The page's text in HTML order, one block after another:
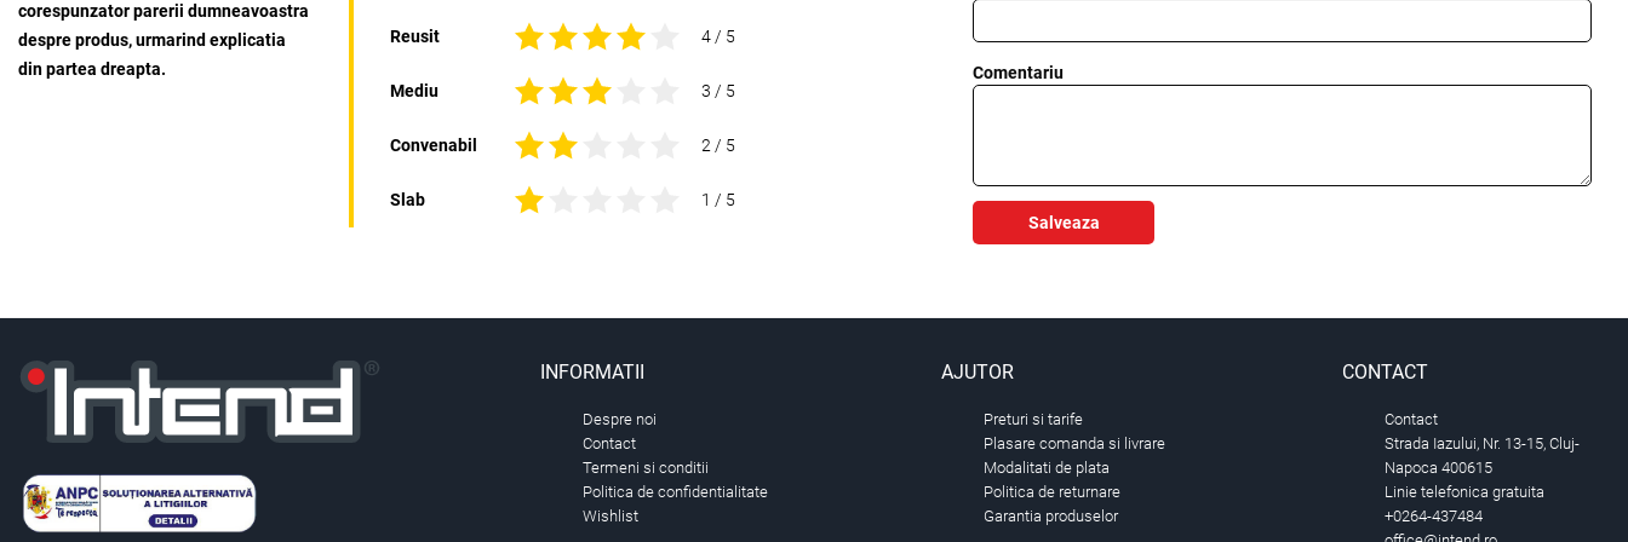
corespunzator parerii dumneavoastra
despre produs, urmarind explicatia
din partea dreapta.
Reusit 4 / 5
Mediu 3 / 5
Convenabil 2 / 5
Slab 1 / 5
Comentariu
Salveaza
INFORMATII
Despre noi
Contact
Termeni si conditii
Politica de confidentialitate
Wishlist
AJUTOR
Preturi si tarife
Plasare comanda si livrare
Modalitati de plata
Politica de returnare
Garantia produselor
CONTACT
Contact
Strada Iazului, Nr. 13-15, Cluj-
Napoca 400615
Linie telefonica gratuita
+0264-437484